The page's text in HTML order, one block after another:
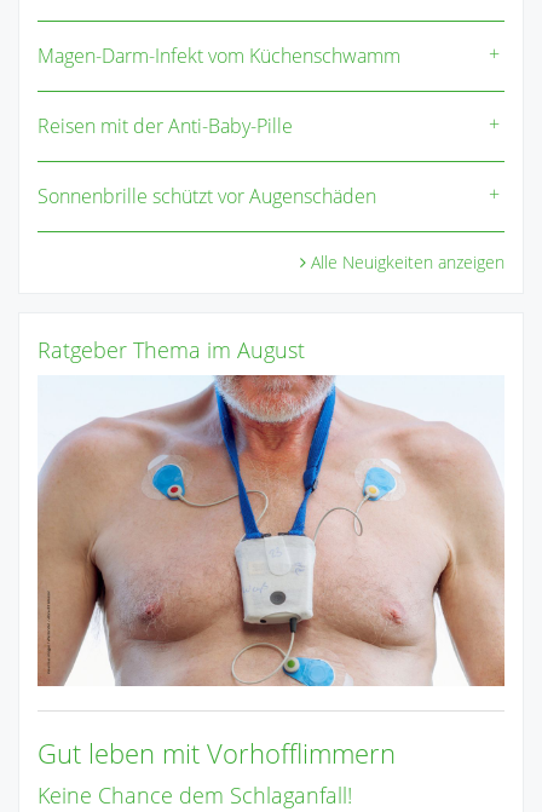
Magen-Darm-Infekt vom Küchenschwamm
Reisen mit der Anti-Baby-Pille
Sonnenbrille schützt vor Augenschäden
Alle Neuigkeiten anzeigen
Ratgeber Thema im August
Gut leben mit Vorhofflimmern
Keine Chance dem Schlaganfall!